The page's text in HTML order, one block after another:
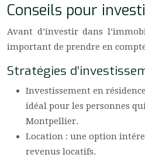
Conseils pour
Avant d’investir dans
important de prendre en
Stratégies
Investissement en
idéal pour les personnes
Montpellier.
Location : une option
revenus locatifs.